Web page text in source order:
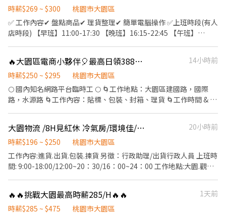
竹區南山路二段470巷15號1樓 早班｜12:30－16:30 午班｜16:30－
一街52號地下一樓 晚班｜18:00－22:00
⭐【法定項目／福利】：免費交通車、可日領、三節禮品或禮金、結
婚生育禮金、喪儀慰問金(到職滿一個月即可享有)
時薪$269 ~ $300
桃園市大園區
✅ 工作內容✔ 盤點商品✔ 理貨整理✔ 簡單電腦操作 ✅上班時段(有人
店時段) 【早班】11:00-17:30 【晚班】16:15-22:45 【午班】
取店時段) 【午班】15:00-19:00 【晚班】17:30-23:30 智取店工作
地點: 大園華興 華興路.號1樓 大園致遠 致遠一路.號1樓 大園崁腳 和
平西路.號1樓 大園環區西 環區西路.號1樓 ✅ 應徵方式: 請截圖此職缺
資訊，並提供以下資料，方便我們盡快為您安排面試 ✎ 官方：
🔥大園區電商小夥伴🎈最高日領3888元🎈臨時可唷🔥
14小時前
時薪$250 ~ $295
桃園市大園區
🌕 國內知名網路平台臨時工 🌕 🌀工作地點：大園區建國路，國際
路，水源路 🌀工作內容：貼標、包裝、封箱、理貨 🌀工作時間 & 薪
路) 💰時薪：2 7 0 元 ~ 2 7 5 / H ⏰大夜班：00:00 - 09:00(限建國路)
💰時薪：2 9 0 元 ~ 2 9 5 / H 🌀不壓不扣隔日匯全薪，工作好簡單 🌀
報名就上班 ❤️ 愛D：@e788➕賴，賺錢找嘉玲 ❤️ 請➕賴洽詢，留:姓
名+電話+居住地+職缺
大園物流 /8H見紅休 冷氣房/環境佳/書審即可.可週領
20小時前
時薪$196 ~ $250
桃園市大園區
工作內容:進貨.出貨.包裝.揀貨 另徵：行政助理/出貨行政人員 上班時
間: 9:00-18:00/12:00~20：30/16：00~24：00 工作地點:大園.觀音
吹冷氣* *名額有限~線上填寫資料書審即可* *免費供餐.額外提供留
任獎金1萬 可加好友截圖詢問更快速(0977028988)
🔥🔥挑戰大園最高時薪285/H🔥🔥
1天前
時薪$285 ~ $475
桃園市大園區